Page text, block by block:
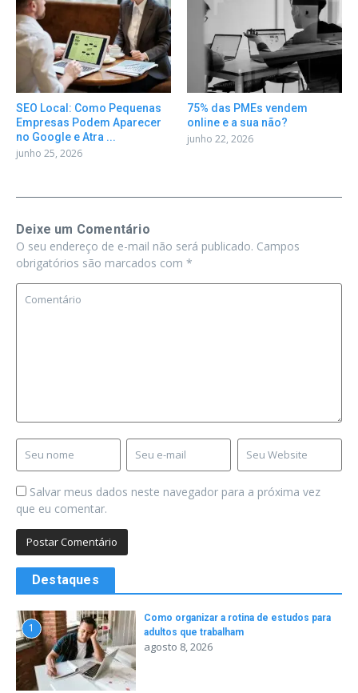
SEO Local: Como Pequenas
Empresas Podem Aparecer
no Google e Atra ...
junho 25, 2026
75% das PMEs vendem
online e a sua não?
junho 22, 2026
Deixe um Comentário
O seu endereço de e-mail não será publicado. Campos
obrigatórios são marcados com *
Salvar meus dados neste navegador para a próxima vez
que eu comentar.
Destaques
1
Como organizar a rotina de estudos para
adultos que trabalham
agosto 8, 2026